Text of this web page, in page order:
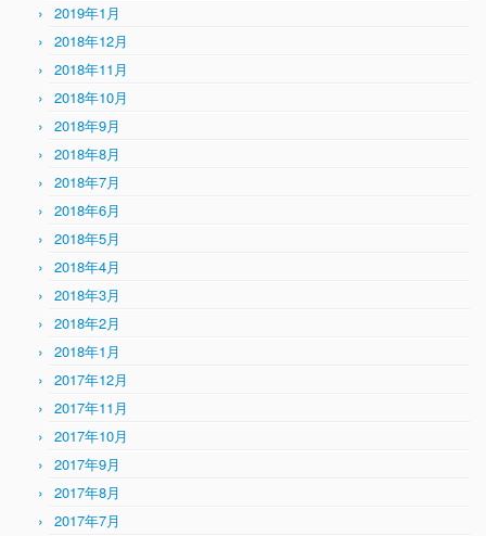
2019年1月
2018年12月
2018年11月
2018年10月
2018年9月
2018年8月
2018年7月
2018年6月
2018年5月
2018年4月
2018年3月
2018年2月
2018年1月
2017年12月
2017年11月
2017年10月
2017年9月
2017年8月
2017年7月